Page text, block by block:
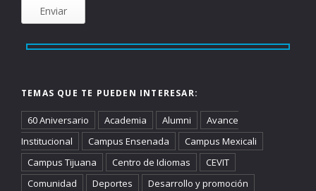
TEMAS QUE TE PUEDEN INTERESAR:
60 Aniversario Academia Alumni
Avance
Institucional
Campus Ensenada
Campus Mexicali
Campus Tijuana
Centro de Idiomas
CEVIT
Comunidad
Deportes
Desarrollo y promoción